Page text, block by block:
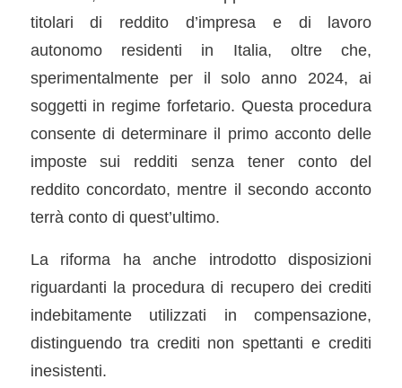
titolari di reddito d’impresa e di lavoro
autonomo residenti in Italia, oltre che,
sperimentalmente per il solo anno 2024, ai
soggetti in regime forfetario. Questa procedura
consente di determinare il primo acconto delle
imposte sui redditi senza tener conto del
reddito concordato, mentre il secondo acconto
terrà conto di quest’ultimo.
La riforma ha anche introdotto disposizioni
riguardanti la procedura di recupero dei crediti
indebitamente utilizzati in compensazione,
distinguendo tra crediti non spettanti e crediti
inesistenti.